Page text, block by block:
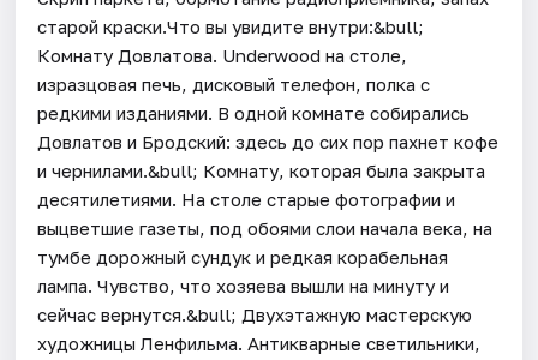
старой краски.Что вы увидите внутри:&bull;
Комнату Довлатова. Underwood на столе,
изразцовая печь, дисковый телефон, полка с
редкими изданиями. В одной комнате собирались
Довлатов и Бродский: здесь до сих пор пахнет кофе
и чернилами.&bull; Комнату, которая была закрыта
десятилетиями. На столе старые фотографии и
выцветшие газеты, под обоями слои начала века, на
тумбе дорожный сундук и редкая корабельная
лампа. Чувство, что хозяева вышли на минуту и
сейчас вернутся.&bull; Двухэтажную мастерскую
художницы Ленфильма. Антикварные светильники,